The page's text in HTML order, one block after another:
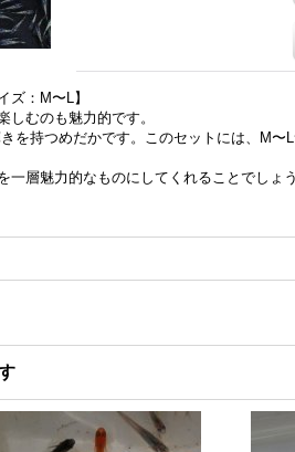
ズ：M〜L】
むのも魅力的です。
を持つめだかです。このセットには、M
層魅力的なものにしてくれることでしょ